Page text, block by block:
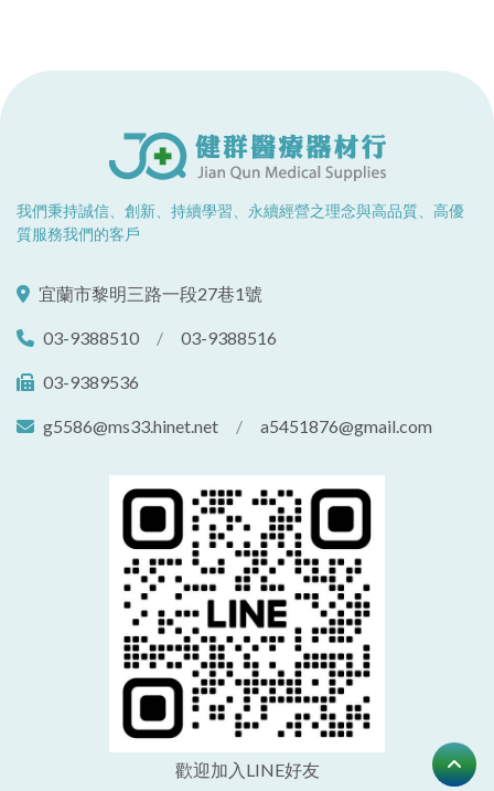
我們秉持誠信、創新、持續學習、永續經營之理念與高品質、高優
質服務我們的客戶
宜蘭市黎明三路一段27巷1號
03-9388510 / 03-9388516
03-9389536
g5586@ms33.hinet.net / a5451876@gmail.com
歡迎加入LINE好友